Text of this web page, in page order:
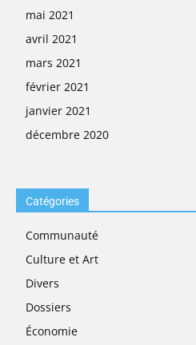
mai 2021
avril 2021
mars 2021
février 2021
janvier 2021
décembre 2020
Catégories
Communauté
Culture et Art
Divers
Dossiers
Économie